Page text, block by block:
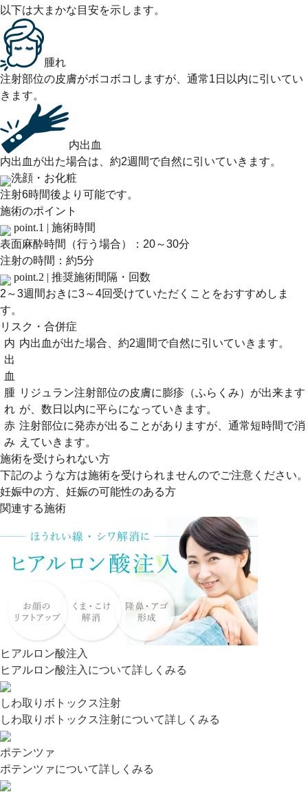
以下は大まかな目安を示します。
腫れ
注射部位の皮膚がボコボコしますが、通常1日以内に引いてい
きます。
内出血
内出血が出た場合は、約2週間で自然に引いていきます。
洗顔・お化粧
注射6時間後より可能です。
施術のポイント
point.1 | 施術時間
表面麻酔時間（行う場合）：20～30分
注射の時間：約5分
point.2 | 推奨施術間隔・回数
2～3週間おきに3～4回受けていただくことをおすすめしま
す。
リスク・合併症
内
出
血
内出血が出た場合、約2週間で自然に引いていきます。
腫
れ
リジュラン注射部位の皮膚に膨疹（ふらくみ）が出来ます
が、数日以内に平らになっていきます。
赤
み
注射部位に発赤が出ることがありますが、通常短時間で消
えていきます。
施術を受けられない方
下記のような方は施術を受けられませんのでご注意ください。
妊娠中の方、妊娠の可能性のある方
関連する施術
ヒアルロン酸注入
ヒアルロン酸注入について詳しくみる
しわ取りボトックス注射
しわ取りボトックス注射について詳しくみる
ポテンツァ
ポテンツァについて詳しくみる